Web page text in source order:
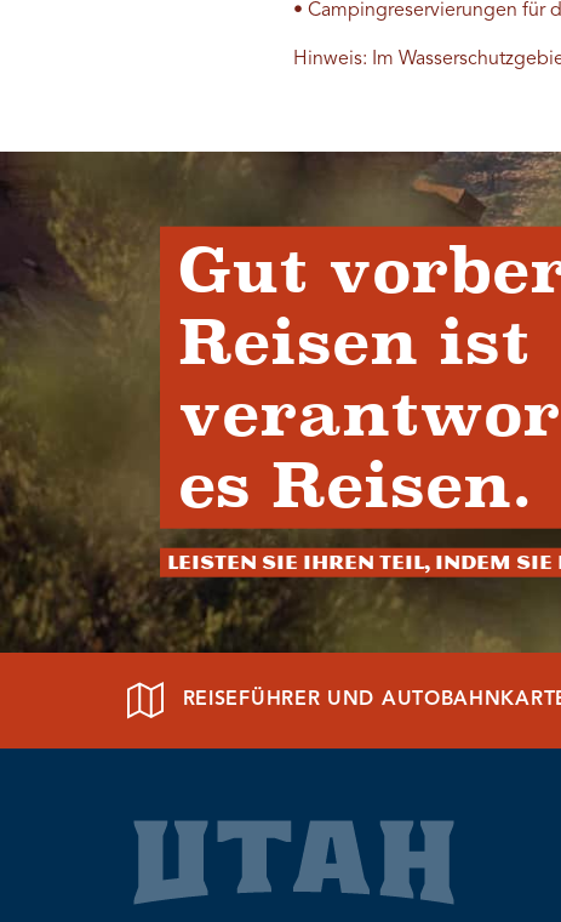
• Campingreservierungen für
Hinweis: Im
Gut
Reisen ist
es Reisen.
Leisten Sie Ihren Teil, indem
REISEFÜHRER UND